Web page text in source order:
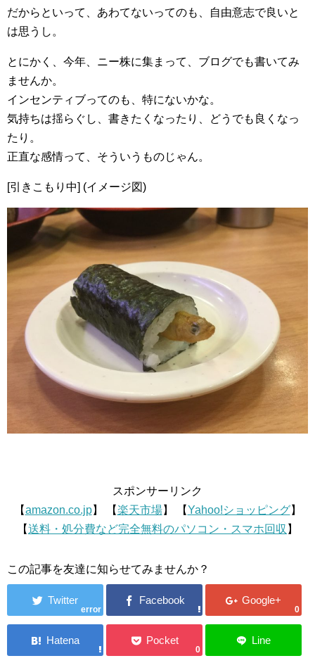
だからといって、あわてないってのも、自由意志で良いと
は思うし。
とにかく、今年、ニー株に集まって、ブログでも書いてみ
ませんか。
インセンティブってのも、特にないかな。
気持ちは揺らぐし、書きたくなったり、どうでも良くなっ
たり。
正直な感情って、そういうものじゃん。
[引きこもり中] (イメージ図)
スポンサーリンク
【amazon.co.jp】 【楽天市場】 【Yahoo!ショッピング】
【送料・処分費など完全無料のパソコン・スマホ回収 】
この記事を友達に知らせてみませんか？
error 0
0